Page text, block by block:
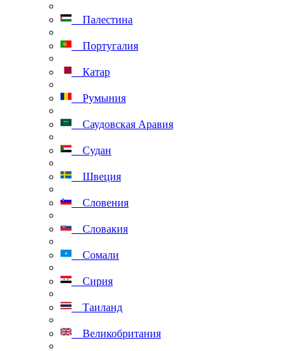
Палестина
Португалия
Катар
Румыния
Саудовская Аравия
Судан
Швеция
Словения
Словакия
Сомали
Сирия
Таиланд
Великобритания